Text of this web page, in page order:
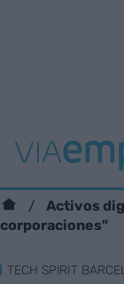
Activos
corporaciones"
TECH SPIRIT